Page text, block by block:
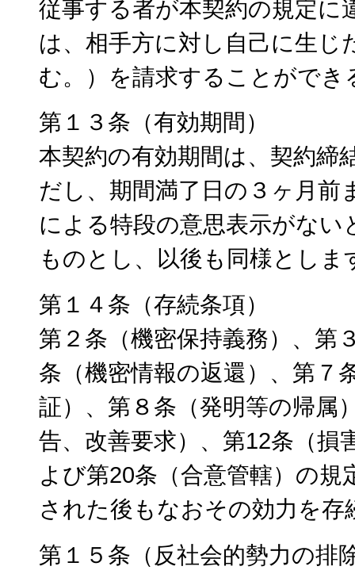
従事する者が本契約の規定
は、相手方に対し自己に生じ
む。）を請求することができ
第１３条（有効期間）
本契約の有効期間は、契約締
だし、期間満了日の３ヶ月
による特段の意思表示がな
ものとし、以後も同様としま
第１４条（存続条項）
第２条（機密保持義務）、第
条（機密情報の返還）、第７
証）、第８条（発明等の帰属
告、改善要求）、第12条（損
よび第20条（合意管轄）の
された後もなおその効力を存
第１５条（反社会的勢力の排